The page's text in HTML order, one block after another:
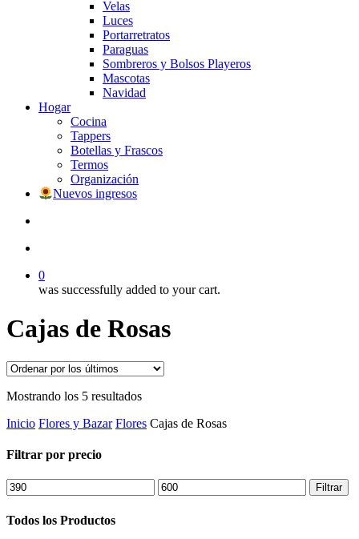
Velas
Luces
Portarretratos
Paraguas
Sombreros y Bolsos Playeros
Mascotas
Navidad
Hogar
Cocina
Tappers
Botellas y Frascos
Termos
Organización
Nuevos ingresos
0
was successfully added to your cart.
Cajas de Rosas
Mostrando los 5 resultadosOrdenado
los
Inicio Flores y Bazar Flores Cajas de Rosas
Filtrar por precio
Precio
mínimo
Precio
máximo
Filtrar
Todos los Productos